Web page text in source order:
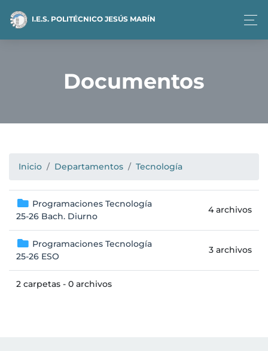
I.E.S. POLITÉCNICO JESÚS MARÍN
Documentos
Inicio Departamentos Tecnología
Programaciones Tecnología
25-26 Bach. Diurno
4 archivos
Programaciones Tecnología
25-26 ESO
3 archivos
2 carpetas - 0 archivos